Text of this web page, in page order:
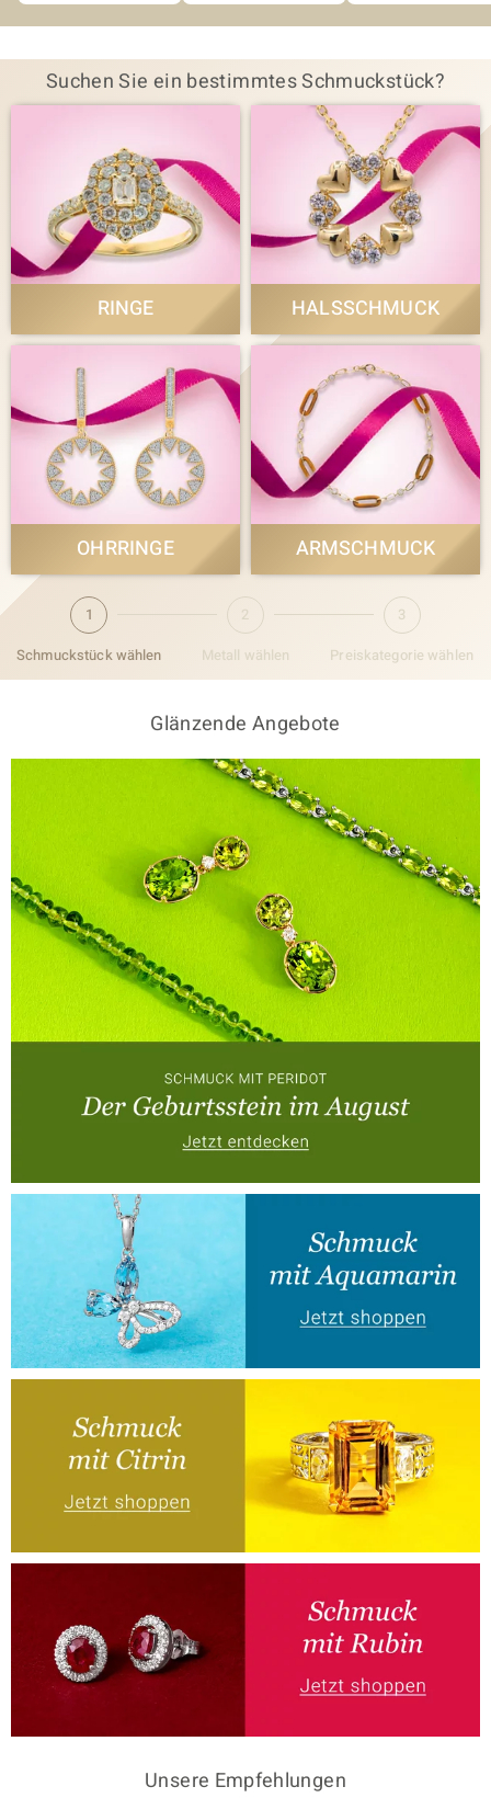
Suchen Sie ein bestimmtes Schmuckstück?
RINGE HALSSCHMUCK
OHRRINGE ARMSCHMUCK
Ihre Auswahl wird geladen...
Schmuckstück wählen Metall wählen Preiskategorie wählen
Glänzende Angebote
Unsere Empfehlungen